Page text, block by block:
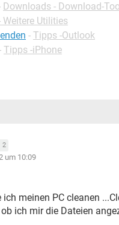
Downloads - Download-
Utilities
- Tipps -Outlook
Tipps -iPhone
2
um 10:09
meinen PC cleanen
ich mir die Dateien